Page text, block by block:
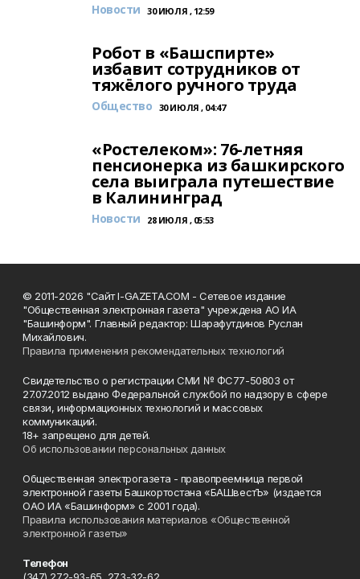
Новости 30 ИЮЛЯ , 12:59
Робот в «Башспирте»
избавит сотрудников от
тяжёлого ручного труда
Общество 30 ИЮЛЯ , 04:47
«Ростелеком»: 76-летняя
пенсионерка из башкирского
села выиграла путешествие
в Калининград
Новости 28 ИЮЛЯ , 05:53
© 2011-2026 "Сайт I-GAZETA.COM - Сетевое издание
"Общественная электронная газета" учреждена АО ИА
"Башинформ". Главный редактор: Шарафутдинов Руслан
Михайлович.
Правила применения рекомендательных технологий
Свидетельство о регистрации СМИ № ФС77-50803 от
27.07.2012 выдано Федеральной службой по надзору в сфере
связи, информационных технологий и массовых
коммуникаций.
18+ запрещено для детей.
Об использовании персональных данных
Общественная электрогазета - правопреемница первой
электронной газеты Башкортостана «БАШвестЪ» (издается
ОАО ИА «Башинформ» с 2001 года).
Правила использования материалов «Общественной
электронной газеты»
Телефон